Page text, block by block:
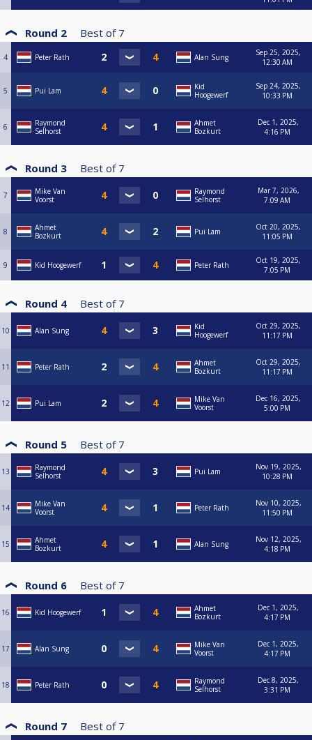
Round 2 Best of 7
4 Peter Rath Alan Sung
Sep 25, 2025,
12:30 AM
5 Pui Lam
Kid
Hoogewerf
Sep 24, 2025,
10:33 PM
6
Raymond
Selhorst
Ahmet
Bozkurt
Dec 1, 2025,
4:16 PM
Round 3 Best of 7
7
Mike Van
Voorst
Raymond
Selhorst
Mar 7, 2026,
7:09 AM
8
Ahmet
Bozkurt
Pui Lam
Oct 20, 2025,
11:05 PM
9 Kid Hoogewerf Peter Rath
Oct 19, 2025,
7:05 PM
Round 4 Best of 7
10 Alan Sung
Kid
Hoogewerf
Oct 29, 2025,
11:17 PM
11 Peter Rath
Ahmet
Bozkurt
Oct 29, 2025,
11:17 PM
12 Pui Lam
Mike Van
Voorst
Dec 16, 2025,
5:00 PM
Round 5 Best of 7
13
Raymond
Selhorst
Pui Lam
Nov 19, 2025,
10:28 PM
14
Mike Van
Voorst
Peter Rath
Nov 10, 2025,
11:50 PM
15
Ahmet
Bozkurt
Alan Sung
Nov 12, 2025,
4:18 PM
Round 6 Best of 7
16 Kid Hoogewerf
Ahmet
Bozkurt
Dec 1, 2025,
4:17 PM
17 Alan Sung
Mike Van
Voorst
Dec 1, 2025,
4:17 PM
18 Peter Rath
Raymond
Selhorst
Dec 8, 2025,
3:31 PM
Round 7 Best of 7